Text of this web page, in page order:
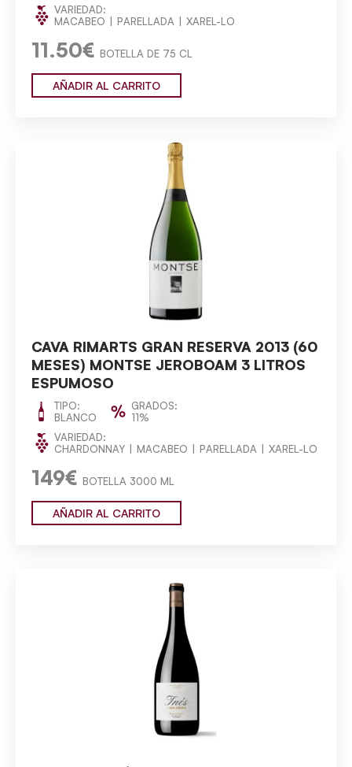
VARIEDAD:
MACABEO
PARELLADA XAREL-LO
11.50€ BOTELLA DE 75 CL
AÑADIR AL CARRITO
CAVA RIMARTS GRAN RESERVA 2013 (60
MESES) MONTSE JEROBOAM 3 LITROS
ESPUMOSO
TIPO:
BLANCO
GRADOS:
11%
VARIEDAD:
CHARDONNAY
MACABEO PARELLADA XAREL-LO
149€ BOTELLA 3000 ML
AÑADIR AL CARRITO